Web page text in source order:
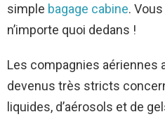
simple bagage cabine.
n’importe quoi dedans !
Les compagnies aériennes
devenus très stricts
liquides, d’aérosols et de